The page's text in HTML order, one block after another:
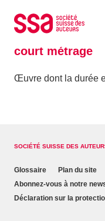
court métrage
Œuvre dont la durée
SOCIÉTÉ SUISSE DES
Glossaire Plan du site
Abonnez-vous à notre
Déclaration sur la